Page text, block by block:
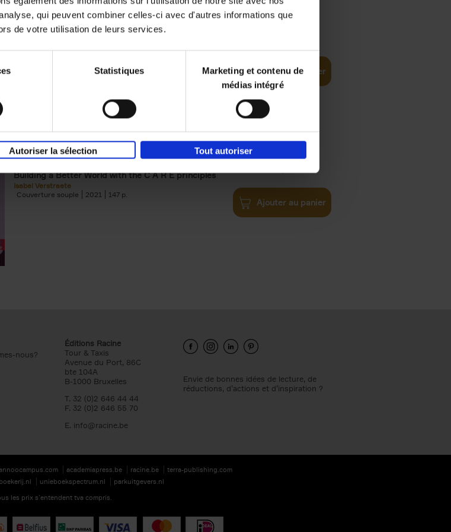
qui peuvent combiner celles-ci avec d'autres informations que
de votre utilisation de leurs services.
Statistiques
Marketing et contenu de
médias intégré
Autoriser la sélection Tout autoriser
Digital marketing like a PRO -
completely revised edition
Ajouter au panier
Does Your Brand Care?
Building a Better World with the C A R E principles
Isabel Verstraete
Couverture souple
2021 147
€34,99
Ajouter au panier
nous?
Éditions Racine
Tour & Taxis
Avenue du Port, 86C
bte 104A
B-1000 Bruxelles
T. 32 (0)2 646 44 44
F. 32 (0)2 646 55 70
E. info@racine.be
Envie de bonnes idées de lecture, de
réductions, d’actions et d’inspiration ?
academiapress.be racine.be
terra-publishing.com
boekerij.nl unieboekspectrum.nl
parkuitgevers.nl
les prix s’entendent tva compris.